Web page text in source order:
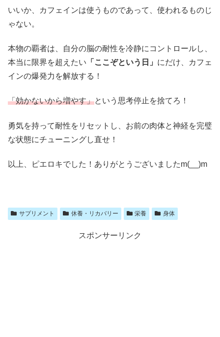
いいか、カフェインは使うものであって、使われるものじ
ゃない。
本物の覇者は、自分の脳の耐性を冷静にコントロールし、
本当に限界を超えたい 「ここぞという日」 にだけ、カフェ
インの爆発力を解放する！
「効かないから増やす」という思考停止を捨てろ！
勇気を持って耐性をリセットし、お前の肉体と神経を完璧
な状態にチューニングし直せ！
以上、ピエロキでした！ありがとうございましたm(__)m
サプリメント 休養・リカバリー 栄養 身体
スポンサーリンク